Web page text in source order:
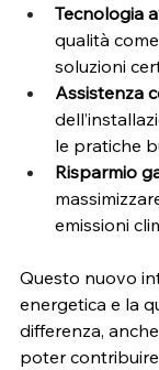
Tecnologia
qualità come
soluzioni
Assistenza
le pratiche
Risparmio
emissioni
Questo nuovo
energetica e la
differenza,
poter